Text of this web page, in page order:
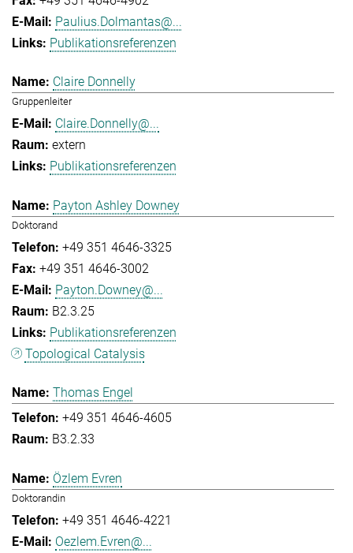
Paulius.Dolmantas@...
Publikationsreferenzen
Claire Donnelly
Gruppenleiter
Claire.Donnelly@...
extern
Publikationsreferenzen
Payton Ashley Downey
Doktorand
+49 351 4646-3325
+49 351 4646-3002
Payton.Downey@...
B2.3.25
Publikationsreferenzen
Topological Catalysis
Thomas Engel
+49 351 4646-4605
B3.2.33
Özlem Evren
Doktorandin
+49 351 4646-4221
Oezlem.Evren@...